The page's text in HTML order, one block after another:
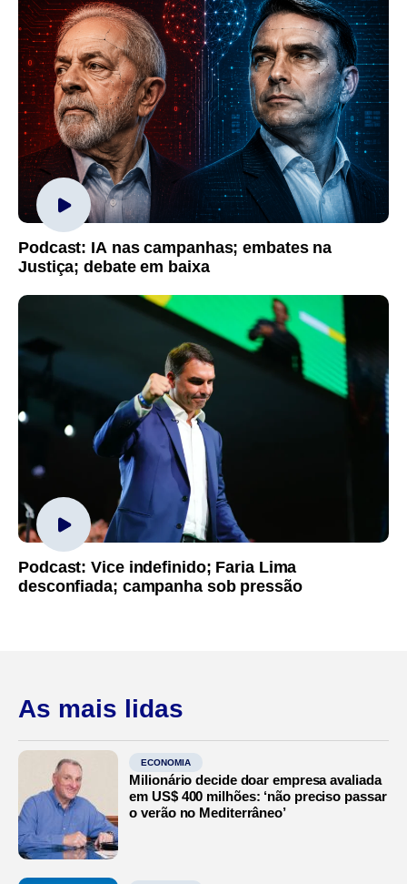
Podcast: IA nas campanhas; embates na
Justiça; debate em baixa
Podcast: Vice indefinido; Faria Lima
desconfiada; campanha sob pressão
As mais lidas
ECONOMIA
Milionário decide doar empresa avaliada
em US$ 400 milhões: ‘não preciso passar
o verão no Mediterrâneo’